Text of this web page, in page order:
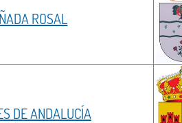
ROSAL
DE ANDALUCÍA